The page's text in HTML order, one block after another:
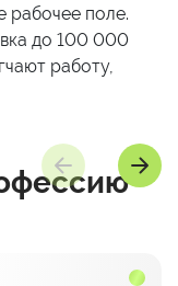
рабочее поле.
до 100 000
работу,